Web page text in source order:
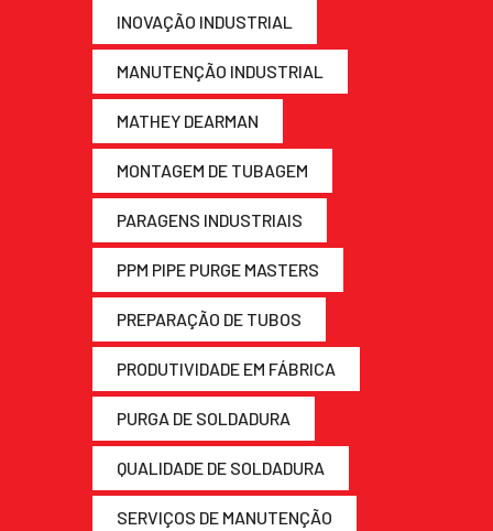
INOVAÇÃO INDUSTRIAL
MANUTENÇÃO INDUSTRIAL
MATHEY DEARMAN
MONTAGEM DE TUBAGEM
PARAGENS INDUSTRIAIS
PPM PIPE PURGE MASTERS
PREPARAÇÃO DE TUBOS
PRODUTIVIDADE EM FÁBRICA
PURGA DE SOLDADURA
QUALIDADE DE SOLDADURA
SERVIÇOS DE MANUTENÇÃO